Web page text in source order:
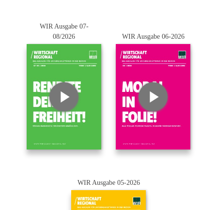
WIR Ausgabe 07-
08/2026
WIR Ausgabe 06-2026
WIR Ausgabe 05-2026